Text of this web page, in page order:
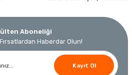
Aboneliği
Haberdar Olun!
Kayıt Ol